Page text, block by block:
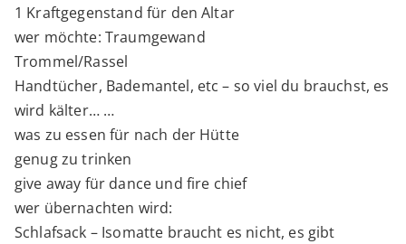
1 Kraftgegenstand für den Altar
wer möchte: Traumgewand
Trommel/Rassel
Handtücher, Bademantel, etc – so viel du brauchst, es
wird kälter… …
was zu essen für nach der Hütte
genug zu trinken
give away für dance und fire chief
wer übernachten wird:
Schlafsack – Isomatte braucht es nicht, es gibt